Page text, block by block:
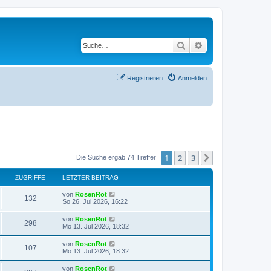
Suche
Anmelden
Registrieren
Die Suche ergab 74 Treffer 1 2 3
ZUGRIFFE LETZTER BEITRAG
132Z
u
r
i
L
e
t
e
r
B
e
i
t
von RosenRot
So 26. Jul 2026, 16:22
298Z
u
L
e
t
e
r
B
von RosenRot
Mo 13. Jul 2026, 18:32
107Z
u
L
e
von RosenRot
Mo 13. Jul 2026, 18:32
L
von RosenRot